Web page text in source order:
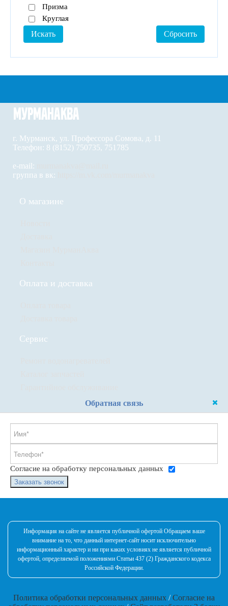
Призма
Круглая
г. Мурманск, ул. Профессора Сомова, д. 11
Телефон: 8 (8152) 750735, 751785
e-mail:
группа в вк:
О магазине
Оплата и доставка
Сервис
Обратная связь
Согласие на обработку персональных данных
Заказать звонок
Информация на сайте не является публичной офертой Обращаем ваше
внимание на то, что данный интернет-сайт носит исключительно
информационный характер и ни при каких условиях не является публичной
офертой, определяемой положениями Статьи 437 (2) Гражданского кодекса
Российской Федерации.
Политика обработки персональных данных /Согласие на